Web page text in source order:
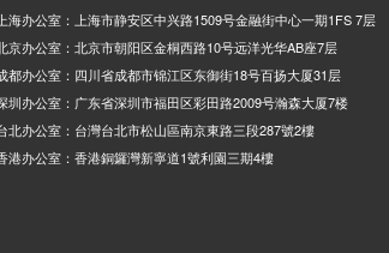
上海办公室：上海市静安区中兴路1509号金融街中心一期1FS 7层
京办公室：北京市朝阳区金桐西路10号远洋光华AB座7层
都办公室：四川省成都市锦江区东御街18号百扬大厦31层
圳办公室：广东省深圳市福田区彩田路2009号瀚森大厦7楼
北办公室：台灣台北市松山區南京東路三段287號2樓
港办公室：香港銅鑼灣新寧道1號利園三期4樓